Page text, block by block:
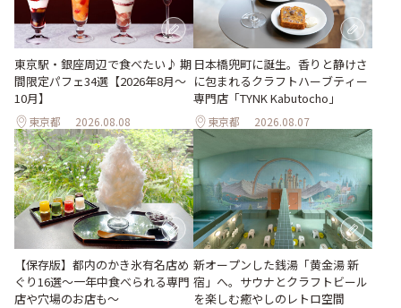
東京駅・銀座周辺で食べたい♪ 期
間限定パフェ34選【2026年8月～
10月】
東京都 2026.08.08
日本橋兜町に誕生。香りと静けさ
に包まれるクラフトハーブティー
専門店「TYNK Kabutocho」
東京都 2026.08.07
【保存版】都内のかき氷有名店め
ぐり16選～一年中食べられる専門
店や穴場のお店も～
新オープンした銭湯「黄金湯 新
宿」へ。サウナとクラフトビール
を楽しむ癒やしのレトロ空間